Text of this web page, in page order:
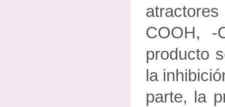
COOH, -
producto
la
parte, la